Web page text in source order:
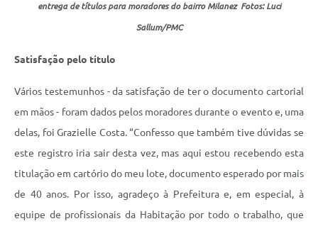
entrega de títulos para moradores do bairro Milanez Fotos: Luci
Sallum/PMC
Satisfação pelo título
Vários testemunhos - da satisfação de ter o documento cartorial
em mãos - foram dados pelos moradores durante o evento e, uma
delas, foi Grazielle Costa. “Confesso que também tive dúvidas se
este registro iria sair desta vez, mas aqui estou recebendo esta
titulação em cartório do meu lote, documento esperado por mais
de 40 anos. Por isso, agradeço à Prefeitura e, em especial, à
equipe de profissionais da Habitação por todo o trabalho, que